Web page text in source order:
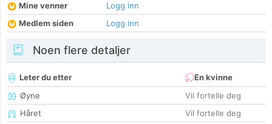
Mine venner
Logg inn
Medlem siden
Logg inn
Noen flere detaljer
Leter du etter
En kvinne
Øyne
Vil fortelle deg
Håret
Vil fortelle deg